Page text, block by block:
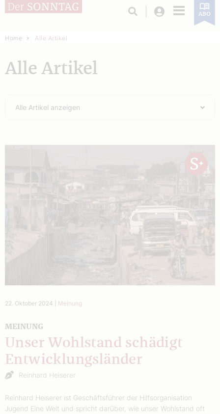
Login ABO
Home Alle Artikel
Alle Artikel
Alle Artikel anzeigen
22. Oktober 2024 Meinung
MEINUNG
Unser Wohlstand schädigt
Entwicklungsländer
Reinhard Heiserer
Reinhard Heiserer ist Geschäftsführer der Hilfsorganisation
Jugend Eine Welt und spricht darüber, wie unser Wohlstand oft